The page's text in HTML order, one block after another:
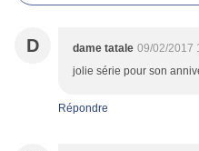
D dame tatale 09/02/2017
jolie série pour son
Répondre